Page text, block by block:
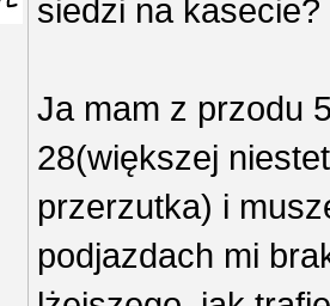
siedzi na kasecie?
Ja mam z przodu
28(większej
przerzutka) i
podjazdach mi